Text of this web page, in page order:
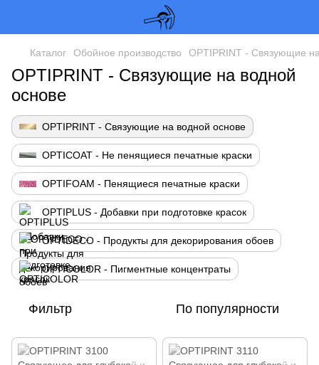
Каталог Обойное производство OPTIPRINT - Связующие
OPTIPRINT - Связующие на водной
основе
OPTIPRINT - Связующие на водной основе
OPTICOAT - Не пенящиеся печатные краски
OPTIFOAM - Пенящиеся печатные краски
OPTIPLUS - Добавки при подготовке красок
OPTIDECO - Продукты для декорирования обоев
OPTICOLOR - Пигментные концентраты
Фильтр По популярности